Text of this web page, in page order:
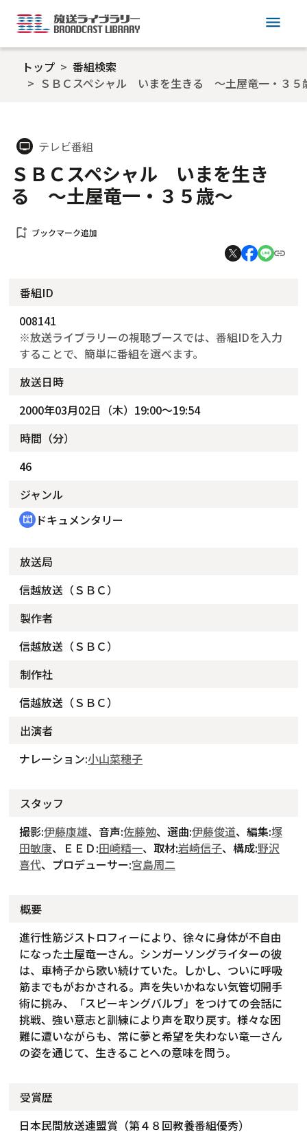
menu
トップ
番組検索
ＳＢＣスペシャル いまを生きる ～土屋竜一・３５
tv テレビ番組
ＳＢＣスペシャル いまを生き
る ～土屋竜一・３５歳～
bookmark_add ブックマーク追加
番組ID
008141
※放送ライブラリーの視聴ブースでは、番組IDを入力
することで、簡単に番組を選べます。
放送日時
2000年03月02日（木）19:00～19:54
時間（分）
46
ジャンル
cinematic_blur ドキュメンタリー
放送局
信越放送（ＳＢＣ）
製作者
信越放送（ＳＢＣ）
制作社
信越放送（ＳＢＣ）
出演者
ナレーション:小山菜穂子
スタッフ
撮影:伊藤康雄、音声:佐藤勉、選曲:伊藤俊道、編集:塚
田敏康、ＥＥＤ:田崎精一、取材:岩崎信子、構成:野沢
喜代、プロデューサー:宮島周二
概要
進行性筋ジストロフィーにより、徐々に身体が不自由
になった土屋竜一さん。シンガーソングライターの彼
は、車椅子から歌い続けていた。しかし、ついに呼吸
筋までもがおかされる。声を失いかねない気管切開手
術に挑み、「スピーキングバルブ」をつけての会話に
挑戦、強い意志と訓練により声を取り戻す。様々な困
難に遭いながらも、常に夢と希望を失わない竜一さん
の姿を通じて、生きることへの意味を問う。
受賞歴
日本民間放送連盟賞（第４８回教養番組優秀）